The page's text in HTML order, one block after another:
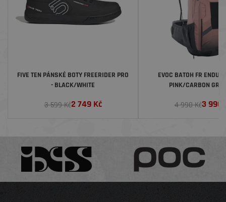
FIVE TEN PÁNSKÉ BOTY FREERIDER PRO
- BLACK/WHITE
3 599 Kč2 749Kč
EVOC BATOH FR
PINK/CARBON
4 990 Kč3 990